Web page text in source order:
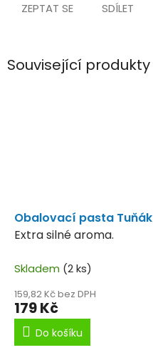
ZEPTAT SE SDÍLET
Související produkty
Obalovací pasta Tuňák
Extra silné aroma.
Skladem (2 ks)
159,82 Kč bez DPH
179 Kč
Do košíku